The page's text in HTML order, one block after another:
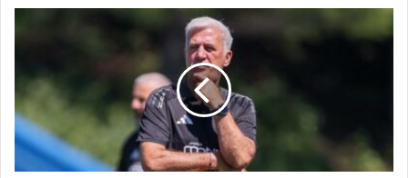
de
48
heures
du
match